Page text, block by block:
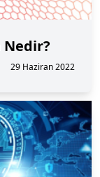
Nedir?
29 Haziran 2022